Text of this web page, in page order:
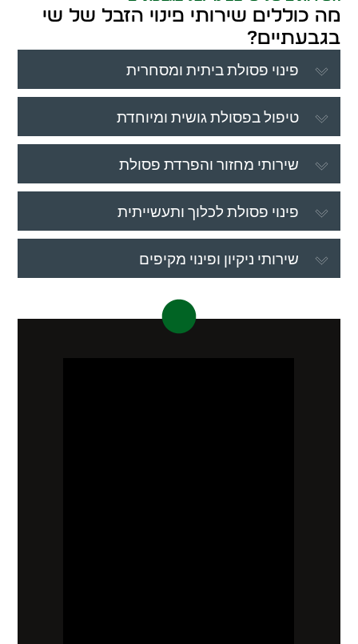
מה כוללים שירותי פינוי הזבל של שי
בגבעתיים?
פינוי פסולת ביתית ומסחרית
טיפול בפסולת גושית ומיוחדת
שירותי מחזור והפרדת פסולת
פינוי פסולת לכלוך ותעשייתית
שירותי ניקיון ופינוי מקיפים